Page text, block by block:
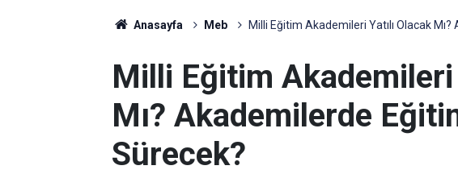
Anasayfa Meb Milli Eğitim Akademileri Yatılı Olacak
Milli Eğitim Akademileri
Mı? Akademilerde
Sürecek?